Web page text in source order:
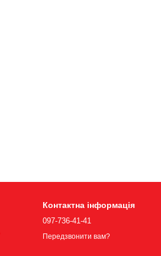
Контактна інформація
097-736-41-41
Передзвонити вам?